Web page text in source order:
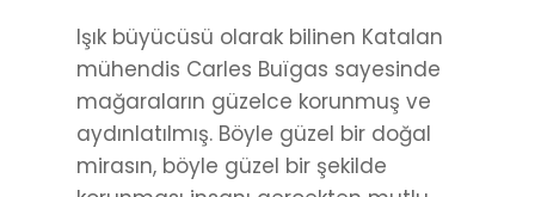
Işık büyücüsü olarak bilinen Katalan
mühendis Carles Buïgas sayesinde
mağaraların güzelce korunmuş ve
aydınlatılmış. Böyle güzel bir doğal
mirasın, böyle güzel bir şekilde